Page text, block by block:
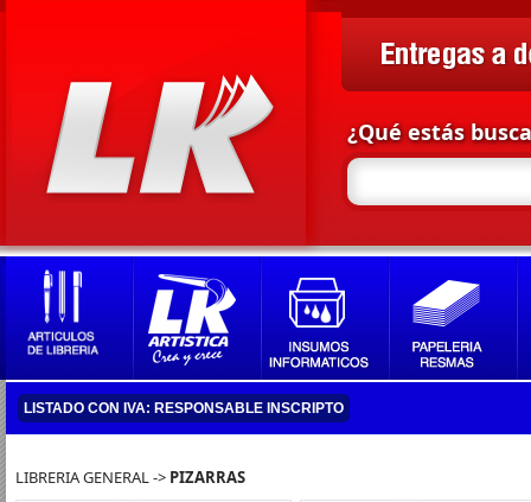
¿Qué estás
LISTADO CON IVA: RESPONSABLE INSCRIPTO
LIBRERIA GENERAL -> PIZARRAS